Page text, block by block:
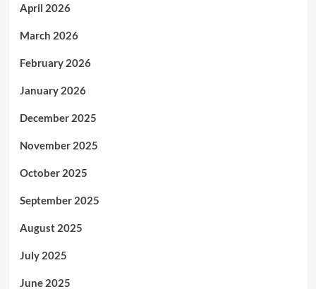
April 2026
March 2026
February 2026
January 2026
December 2025
November 2025
October 2025
September 2025
August 2025
July 2025
June 2025